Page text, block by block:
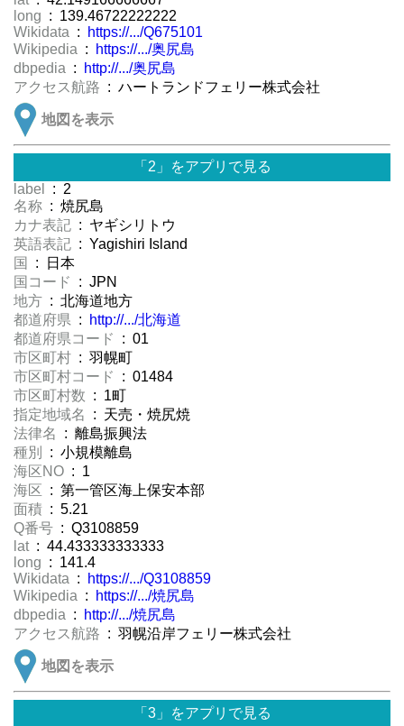
long : 139.46722222222
Wikidata :
https://.../Q675101
Wikipedia :
https://.../奥尻島
dbpedia :
http://.../奥尻島
アクセス航路 : ハートランドフェリー株式会社
地図を表示
「2」をアプリで見る
label
: 2
名称 : 焼尻島
カナ表記 : ヤギシリトウ
英語表記 : Yagishiri Island
国
: 日本
国コード
: JPN
地方 : 北海道地方
都道府県 :
http://.../北海道
都道府県コード
: 01
市区町村 : 羽幌町
市区町村コード
: 01484
市区町村数 : 1町
指定地域名
: 天売・焼尻焼
法律名
: 離島振興法
種別
: 小規模離島
海区NO : 1
海区 : 第一管区海上保安本部
面積 : 5.21
Q番号 : Q3108859
lat : 44.433333333333
long : 141.4
Wikidata :
https://.../Q3108859
Wikipedia :
https://.../焼尻島
dbpedia :
http://.../焼尻島
アクセス航路 : 羽幌沿岸フェリー株式会社
地図を表示
「3」をアプリで見る